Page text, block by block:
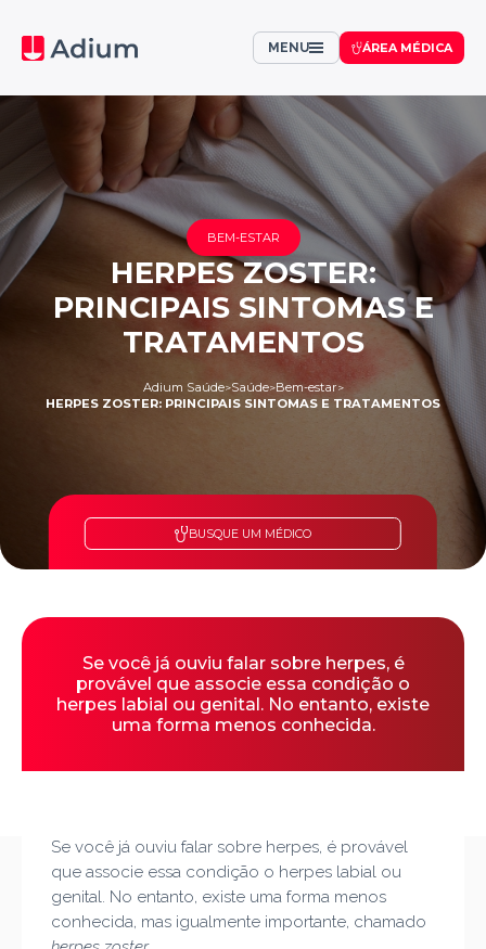
ÁREA MÉDICA
MENU
BEM-ESTAR
HERPES ZOSTER:
PRINCIPAIS SINTOMAS E
TRATAMENTOS
Adium Saúde>Saúde>Bem-estar>
HERPES ZOSTER: PRINCIPAIS SINTOMAS E TRATAMENTOS
BUSQUE UM MÉDICO
Se você já ouviu falar sobre herpes, é
provável que associe essa condição o
herpes labial ou genital. No entanto, existe
uma forma menos conhecida.
Se você já ouviu falar sobre herpes, é provável
que associe essa condição o herpes labial ou
genital. No entanto, existe uma forma menos
conhecida, mas igualmente importante, chamado